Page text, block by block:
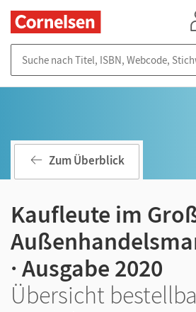
Zum Überblick
Kaufleute im
· Ausgabe 2020
Übersicht